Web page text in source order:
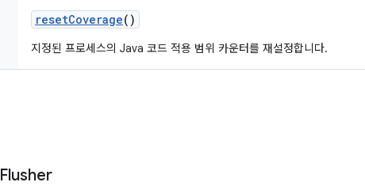
resetCoverage()
지정된 프로세스의 Java 코드 적용 범위 카운터를 재설정합니다.
Flusher